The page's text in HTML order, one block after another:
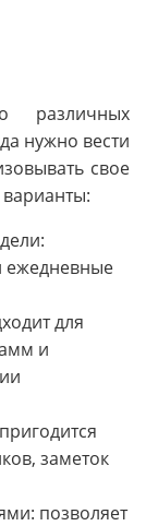
различных
нужно вести
свое
ежедневные
для
и
заметок
позволяет